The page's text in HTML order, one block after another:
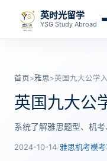
英时光留学
YSG Study Abroad
首页>雅思>英国九大公学
英国九大公
系统了解雅思题型、机
2024-10-14/雅思机考模